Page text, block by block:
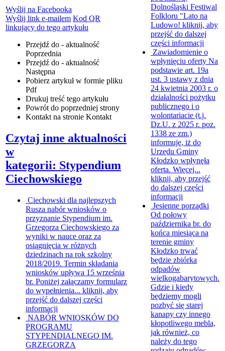
Wyślij na Facebooka
Wyślij link e-mailem Kod QR
linkujący do tego artykułu
Przejdź do - aktualność
Poprzednia
Przejdź do - aktualność
Następna
Pobierz artykuł w formie pliku
Pdf
Drukuj treść tego artykułu
Powrót do poprzedniej strony
Kontakt na stronie Kontakt
Czytaj inne aktualności
w
kategorii: Stypendium
Ciechowskiego
Ciechowski dla najlepszych
Rusza nabór wniosków o
przyznanie Stypendium im.
Grzegorza Ciechowskiego za
wyniki w nauce oraz za
osiągnięcia w różnych
dziedzinach na rok szkolny
2018/2019. Termin składania
wniosków upływa 15 września
br. Poniżej załączamy formularz
do wypełnienia... kliknij, aby
przejść do dalszej części
informacji
NABÓR WNIOSKÓW DO
PROGRAMU
STYPENDIALNEGO IM.
GRZEGORZA
Dolnośląski Festiwal
Folkloru "Lato na
Ludowo! kliknij, aby
przejść do dalszej
części informacji
Zawiadomienie o
wpłynięciu oferty Na
podstawie art. 19a
ust. 3 ustawy z dnia
24 kwietnia 2003 r. o
działalności pożytku
publicznego i o
wolontariacie (t.j.
Dz.U. z 2025 r. poz.
1338 ze zm.)
informuję, iż do
Urzędu Gminy
Kłodzko wpłynęła
oferta. Więcej...
kliknij, aby przejść
do dalszej części
informacji
Jesienne porządki
Od połowy
października br. do
końca miesiąca na
terenie gminy
Kłodzko trwać
będzie zbiórka
odpadów
wielkogabarytowych.
Gdzie i kiedy
będziemy mogli
pozbyć się starej
kanapy czy innego
kłopotliwego mebla,
jak również, co
należy do tego